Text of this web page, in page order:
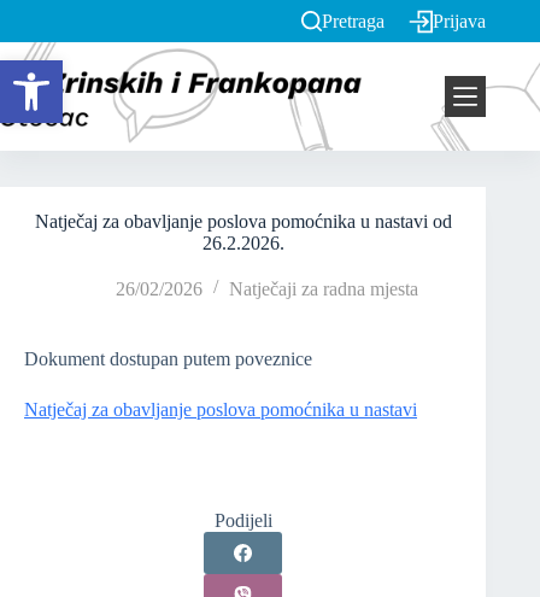
Open toolbar
Pretraga Prijava
Natječaj za obavljanje poslova pomoćnika u nastavi od
26.2.2026.
26/02/2026 Natječaji za radna mjesta
Dokument dostupan putem poveznice
Natječaj za obavljanje poslova pomoćnika u nastavi
Podijeli